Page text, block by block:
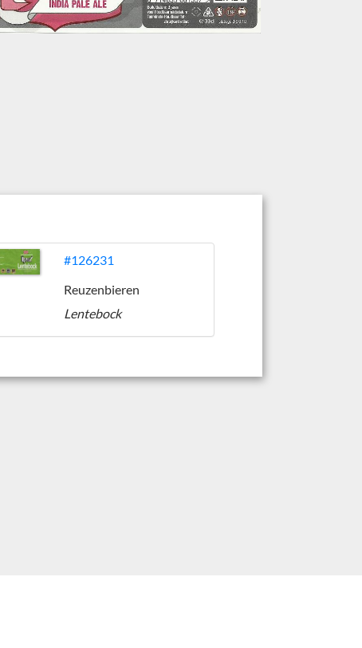
#126231
Reuzenbieren
Lentebock